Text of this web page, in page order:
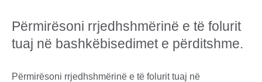
Përmirësoni rrjedhshmërinë e të folurit
tuaj në bashkëbisedimet e përditshme.
Përmirësoni rrjedhshmërinë e të folurit tuaj në